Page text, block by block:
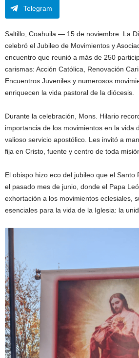
Telegram
Saltillo, Coahuila — 15 de noviembre. La
celebró el Jubileo de Movimientos y
encuentro que reunió a más de 250
carismas: Acción Católica, Renovación
Encuentros Juveniles y numerosos
enriquecen la vida pastoral de la diócesis.
Durante la celebración, Mons. Hilario
importancia de los movimientos en la vida
valioso servicio apostólico. Les invitó a
fija en Cristo, fuente y centro de toda
El obispo hizo eco del jubileo que el Santo
el pasado mes de junio, donde el Papa
exhortación a los movimientos eclesiales,
esenciales para la vida de la Iglesia: la